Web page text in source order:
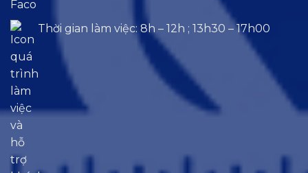
Thời gian làm việc: 8h – 12h ; 13h30 – 17h00